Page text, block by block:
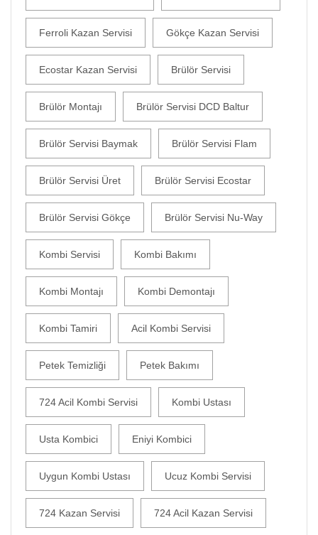
Ferroli Kazan Servisi Gökçe Kazan Servisi
Ecostar Kazan Servisi Brülör Servisi
Brülör Montajı Brülör Servisi DCD Baltur
Brülör Servisi Baymak Brülör Servisi Flam
Brülör Servisi Üret Brülör Servisi Ecostar
Brülör Servisi Gökçe Brülör Servisi Nu-Way
Kombi Servisi Kombi Bakımı
Kombi Montajı Kombi Demontajı
Kombi Tamiri Acil Kombi Servisi
Petek Temizliği Petek Bakımı
724 Acil Kombi Servisi Kombi Ustası
Usta Kombici Eniyi Kombici
Uygun Kombi Ustası Ucuz Kombi Servisi
724 Kazan Servisi 724 Acil Kazan Servisi